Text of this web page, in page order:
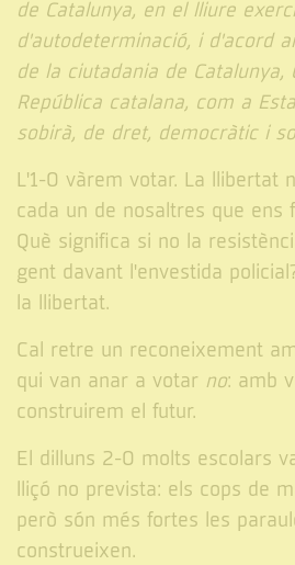
de Catalunya, en el lliure
d'autodeterminació, i d'acord
de la ciutadania de Catalunya,
República catalana, com a
sobirà, de dret, democràtic i
L'1-O vàrem votar. La llibertat
cada un de nosaltres que ens
Què significa si no la
gent davant l'envestida
la llibertat.
Cal retre un reconeixement
qui van anar a votar no: amb
construirem el futur.
El dilluns 2-O molts escolars
lliçó no prevista: els cops de
però són més fortes les
construeixen.